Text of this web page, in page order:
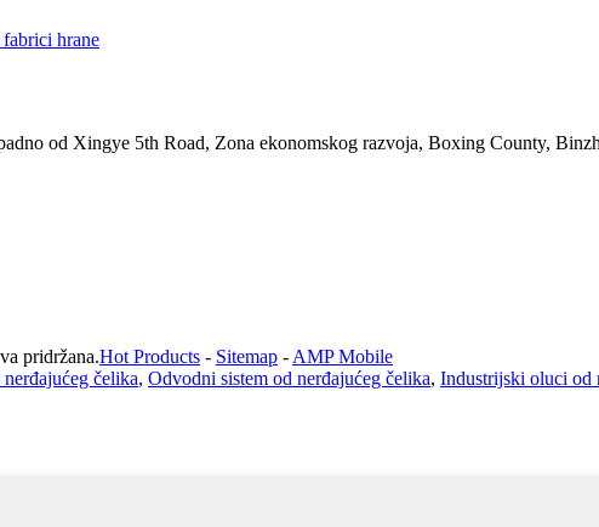
fabrici hrane
od Xingye 5th Road, Zona ekonomskog razvoja, Boxing County,
pridržana.Hot Products - Sitemap - AMP Mobile
čelika, Odvodni sistem od nerđajućeg čelika, Industrijski oluci od